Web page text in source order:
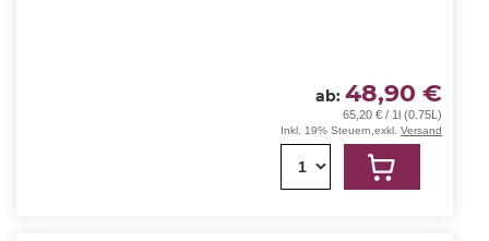
ab 48,90 €
65,20 € / 1l (0.75L)
Inkl. 19% Steuern exkl. Versand
1